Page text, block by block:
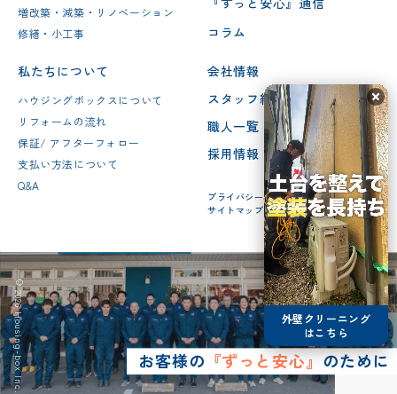
増改築・減築・リノベーション
修繕・小工事
コラム
私たちについて
ハウジングボックスについて
リフォームの流れ
保証/ アフターフォロー
支払い方法について
Q&A
会社情報
スタッフ紹介
職人一覧
採用情報
プライバシーポリシー
サイトマップ
お客様の 『ずっと安心』のために
© 2026 Housing-box Inc.
外壁クリーニング
はこちら